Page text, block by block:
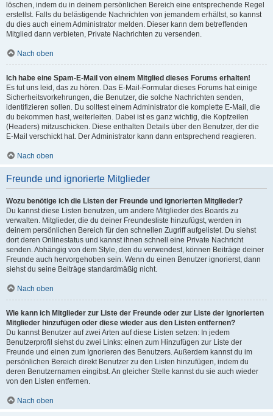
löschen, indem du in deinem persönlichen Bereich eine entsprechende Regel
erstellst. Falls du belästigende Nachrichten von jemandem erhältst, so kannst
du dies auch einem Administrator melden. Dieser kann dem betreffenden
Mitglied dann verbieten, Private Nachrichten zu versenden.
Nach oben
Ich habe eine Spam-E-Mail von einem Mitglied dieses Forums erhalten!
Es tut uns leid, das zu hören. Das E-Mail-Formular dieses Forums hat einige
Sicherheitsvorkehrungen, die Benutzer, die solche Nachrichten senden,
identifizieren sollen. Du solltest einem Administrator die komplette E-Mail, die
du bekommen hast, weiterleiten. Dabei ist es ganz wichtig, die Kopfzeilen
(Headers) mitzuschicken. Diese enthalten Details über den Benutzer, der die
E-Mail verschickt hat. Der Administrator kann dann entsprechend reagieren.
Nach oben
Freunde und ignorierte Mitglieder
Wozu benötige ich die Listen der Freunde und ignorierten Mitglieder?
Du kannst diese Listen benutzen, um andere Mitglieder des Boards zu
verwalten. Mitglieder, die du deiner Freundesliste hinzufügst, werden in
deinem persönlichen Bereich für den schnellen Zugriff aufgelistet. Du siehst
dort deren Onlinestatus und kannst ihnen schnell eine Private Nachricht
senden. Abhängig von dem Style, den du verwendest, können Beiträge deiner
Freunde auch hervorgehoben sein. Wenn du einen Benutzer ignorierst, dann
siehst du seine Beiträge standardmäßig nicht.
Nach oben
Wie kann ich Mitglieder zur Liste der Freunde oder zur Liste der ignorierten
Mitglieder hinzufügen oder diese wieder aus den Listen entfernen?
Du kannst Benutzer auf zwei Arten auf diese Listen setzen: In jedem
Benutzerprofil siehst du zwei Links: einen zum Hinzufügen zur Liste der
Freunde und einen zum Ignorieren des Benutzers. Außerdem kannst du im
persönlichen Bereich direkt Benutzer zu den Listen hinzufügen, indem du
deren Benutzernamen eingibst. An gleicher Stelle kannst du sie auch wieder
von den Listen entfernen.
Nach oben